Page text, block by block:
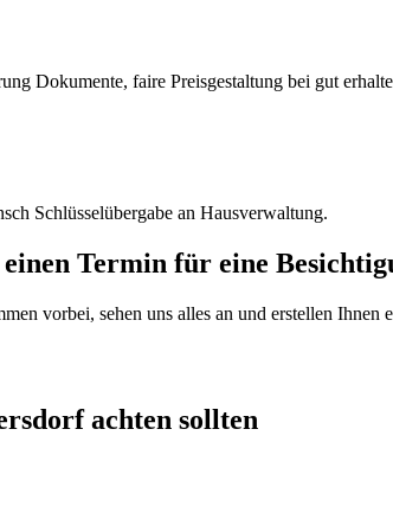
Dokumente, faire Preisgestaltung bei gut
Schlüsselübergabe an Hausverwaltung.
Termin für eine
vorbei, sehen uns alles an und erstellen Ihnen
achten sollten